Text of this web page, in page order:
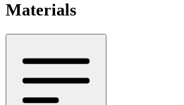
Materials